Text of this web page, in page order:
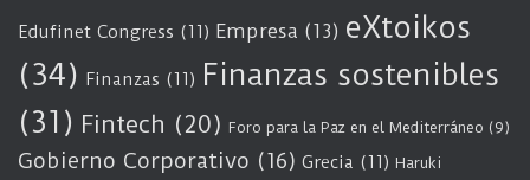
Edufinet Congress (11) Empresa (13) eXtoikos
(34) Finanzas (11) Finanzas sostenibles
(31) Fintech (20) Foro para la Paz en el Mediterráneo (9)
Gobierno Corporativo (16) Grecia (11) Haruki